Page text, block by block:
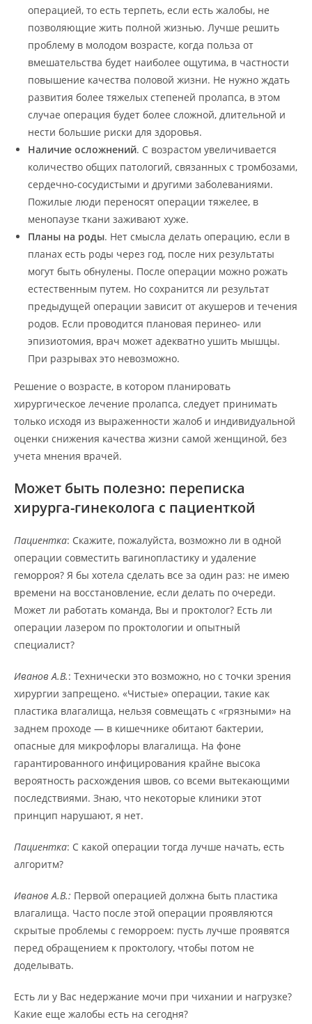
операцией, то есть терпеть, если есть жалобы, не
позволяющие жить полной жизнью. Лучше решить
проблему в молодом возрасте, когда польза от
вмешательства будет наиболее ощутима, в частности
повышение качества половой жизни. Не нужно ждать
развития более тяжелых степеней пролапса, в этом
случае операция будет более сложной, длительной и
нести большие риски для здоровья.
Наличие осложнений. С возрастом увеличивается
количество общих патологий, связанных с тромбозами,
сердечно-сосудистыми и другими заболеваниями.
Пожилые люди переносят операции тяжелее, в
менопаузе ткани заживают хуже.
Планы на роды. Нет смысла делать операцию, если в
планах есть роды через год, после них результаты
могут быть обнулены. После операции можно рожать
естественным путем. Но сохранится ли результат
предыдущей операции зависит от акушеров и течения
родов. Если проводится плановая перинео- или
эпизиотомия, врач может адекватно ушить мышцы.
При разрывах это невозможно.
Решение о возрасте, в котором планировать
хирургическое лечение пролапса, следует принимать
только исходя из выраженности жалоб и индивидуальной
оценки снижения качества жизни самой женщиной, без
учета мнения врачей.
Может быть полезно: переписка
хирурга-гинеколога с пациенткой
Пациентка: Скажите, пожалуйста, возможно ли в одной
операции совместить вагинопластику и удаление
геморроя? Я бы хотела сделать все за один раз: не имею
времени на восстановление, если делать по очереди.
Может ли работать команда, Вы и проктолог? Есть ли
операции лазером по проктологии и опытный
специалист?
Иванов А.В.: Технически это возможно, но с точки зрения
хирургии запрещено. «Чистые» операции, такие как
пластика влагалища, нельзя совмещать с «грязными» на
заднем проходе — в кишечнике обитают бактерии,
опасные для микрофлоры влагалища. На фоне
гарантированного инфицирования крайне высока
вероятность расхождения швов, со всеми вытекающими
последствиями. Знаю, что некоторые клиники этот
принцип нарушают, я нет.
Пациентка: С какой операции тогда лучше начать, есть
алгоритм?
Иванов А.В.: Первой операцией должна быть пластика
влагалища. Часто после этой операции проявляются
скрытые проблемы с геморроем: пусть лучше проявятся
перед обращением к проктологу, чтобы потом не
доделывать.
Есть ли у Вас недержание мочи при чихании и нагрузке?
Какие еще жалобы есть на сегодня?